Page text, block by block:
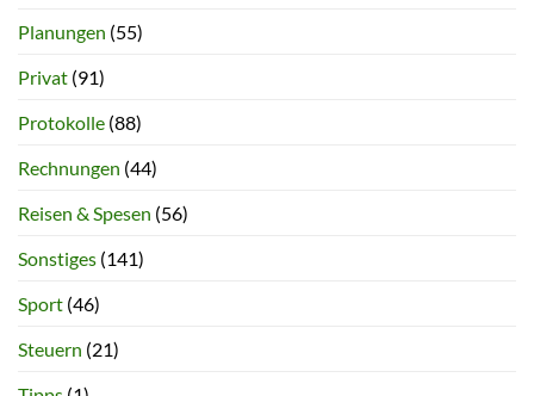
Planungen (55)
Privat (91)
Protokolle (88)
Rechnungen (44)
Reisen & Spesen (56)
Sonstiges (141)
Sport (46)
Steuern (21)